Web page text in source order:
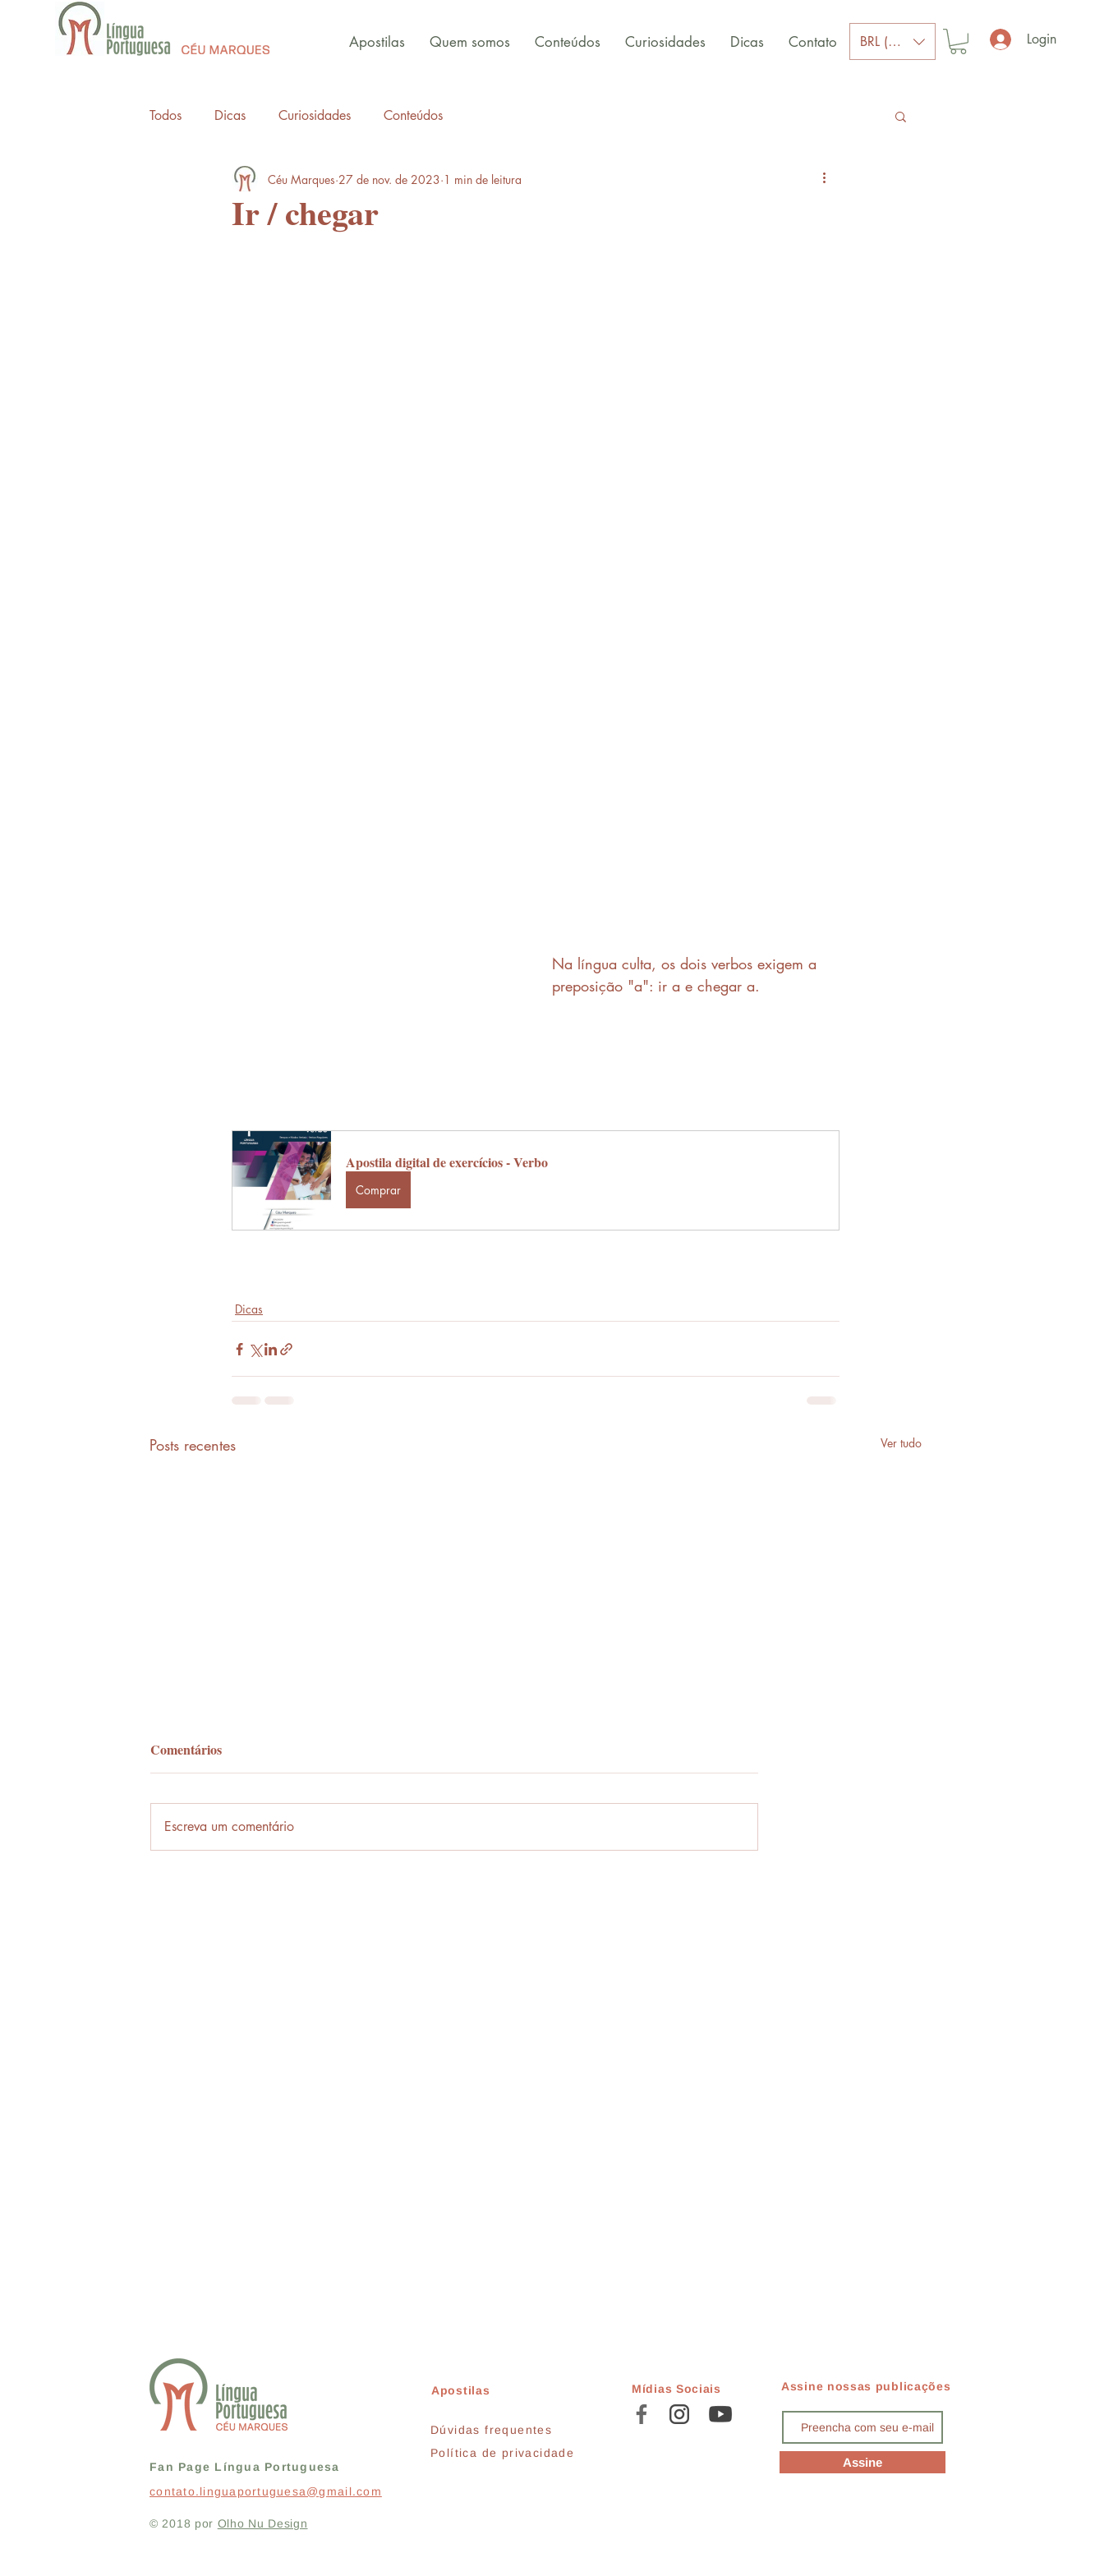
Apostilas Quem somos Conteúdos Curiosidades Dicas Contato BRL (R$) Login
Todos Dicas Curiosidades Conteúdos
Ir / chegar
Céu Marques 27 de nov. de 2023 1 min de leitura
Na língua culta, os dois verbos exigem a
preposição "a": ir a e chegar a.
Apostila digital de exercícios - Verbo
Comprar
Dicas
Posts recentes Ver tudo
Palavra-ônibus
Em frente ou enfrente?
Comentários
Escreva um comentário
Fan Page Língua Portuguesa
contato.linguaportuguesa@gmail.com
Apostilas
Dúvidas frequentes
Política de privacidade
Mídias Sociais Assine nossas publicações
Assine
© 2018 por Olho Nu Design